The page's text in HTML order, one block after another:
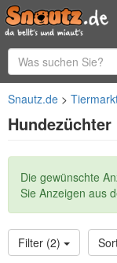
Snautz.de
Hundezüchter
Statusmeldung
Die gewünschte
Sie Anzeigen aus
Filter (2)